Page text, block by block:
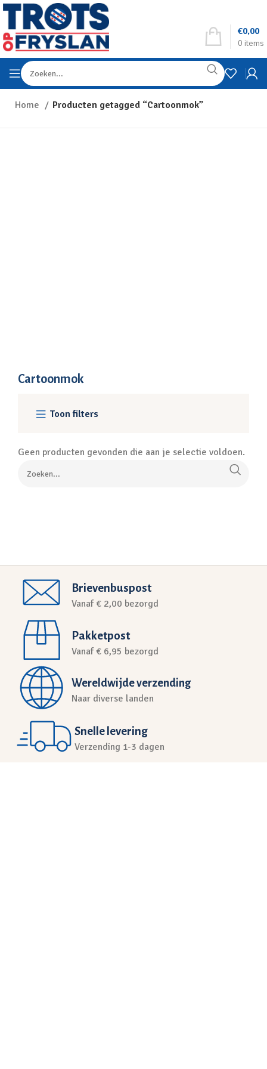
0 items
€0,00
Home Producten getagged “Cartoonmok”
Cartoonmok
Toon filters
Geen producten gevonden die aan je selectie voldoen.
Brievenbuspost
Vanaf € 2,00 bezorgd
Pakketpost
Vanaf € 6,95 bezorgd
Wereldwijde verzending
Naar diverse landen
Snelle levering
Verzending 1-3 dagen